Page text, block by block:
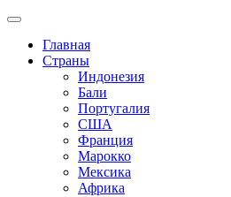
Главная
Страны
Индонезия
Бали
Португалия
США
Франция
Марокко
Мексика
Африка